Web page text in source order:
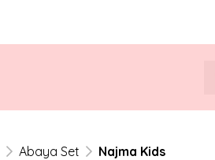
Abaya Set Najma Kids